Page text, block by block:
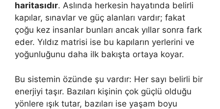
haritasıdır. Aslında herkesin hayatında belirli
kapılar, sınavlar ve güç alanları vardır; fakat
çoğu kez insanlar bunları ancak yıllar sonra fark
eder. Yıldız matrisi ise bu kapıların yerlerini ve
yoğunluğunu daha ilk bakışta ortaya koyar.
Bu sistemin özünde şu vardır: Her sayı belirli bir
enerjiyi taşır. Bazıları kişinin çok güçlü olduğu
yönlere ışık tutar, bazıları ise yaşam boyu